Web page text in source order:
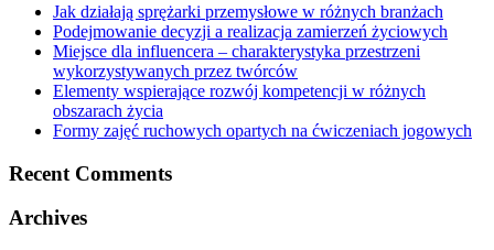
Jak działają sprężarki przemysłowe w różnych branżach
Podejmowanie decyzji a realizacja zamierzeń życiowych
Miejsce dla influencera – charakterystyka przestrzeni
wykorzystywanych przez twórców
Elementy wspierające rozwój kompetencji w różnych
obszarach życia
Formy zajęć ruchowych opartych na ćwiczeniach jogowych
Recent Comments
Archives